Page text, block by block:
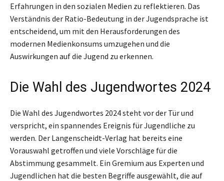
Erfahrungen in den sozialen Medien zu reflektieren. Das
Verständnis der Ratio-Bedeutung in der Jugendsprache ist
entscheidend, um mit den Herausforderungen des
modernen Medienkonsums umzugehen und die
Auswirkungen auf die Jugend zu erkennen.
Die Wahl des Jugendwortes 2024
Die Wahl des Jugendwortes 2024 steht vor der Tür und
verspricht, ein spannendes Ereignis für Jugendliche zu
werden. Der Langenscheidt-Verlag hat bereits eine
Vorauswahl getroffen und viele Vorschläge für die
Abstimmung gesammelt. Ein Gremium aus Experten und
Jugendlichen hat die besten Begriffe ausgewählt, die auf